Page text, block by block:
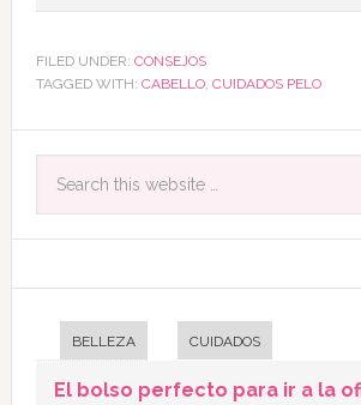
FILED UNDER: CONSEJOS
TAGGED WITH: CABELLO, CUIDADOS PELO
BELLEZA CUIDADOS
El bolso perfecto para ir a la